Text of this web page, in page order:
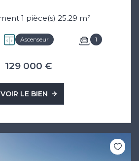
Appartement 1 pièce(s) 25.29 m²
Ascenseur 1
129 000 €
VOIR LE BIEN